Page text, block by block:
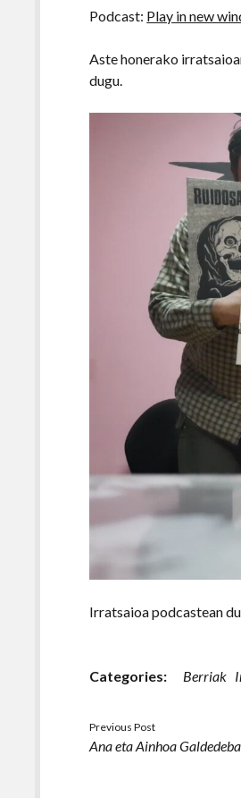
Podcast: Play in new
Aste honerako
dugu.
Irratsaioa podcastean
Categories: Berriak
Previous Post
Ana eta Ainhoa